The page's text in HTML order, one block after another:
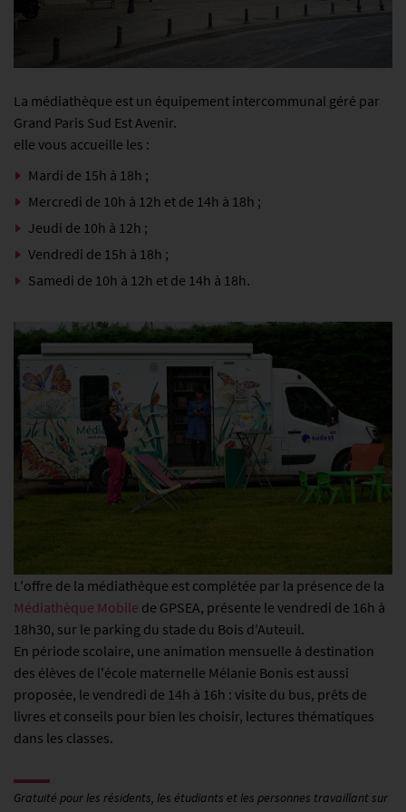
La médiathèque est un équipement intercommunal géré par
Grand Paris Sud Est Avenir.
elle vous accueille les :
Mardi de 15h à 18h ;
Mercredi de 10h à 12h et de 14h à 18h ;
Jeudi de 10h à 12h ;
Vendredi de 15h à 18h ;
Samedi de 10h à 12h et de 14h à 18h.
L'offre de la médiathèque est complétée par la présence de la
Médiathèque Mobile de GPSEA, présente le vendredi de 16h à
18h30, sur le parking du stade du Bois d'Auteuil.
En période scolaire, une animation mensuelle à destination
des élèves de l'école maternelle Mélanie Bonis est aussi
proposée, le vendredi de 14h à 16h : visite du bus, prêts de
livres et conseils pour bien les choisir, lectures thématiques
dans les classes.
Gratuité pour les résidents, les étudiants et les personnes travaillant sur